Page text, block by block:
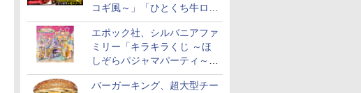
コギ風～」「ひとくち牛ロー
スステーキ」をお盆限定で追
加
エポック社、シルバニアファ
ミリー「キラキラくじ ～ほ
しぞらパジャマパーティ～」
を発売。人形/家具/建物など
バーガーキング、超大型チー